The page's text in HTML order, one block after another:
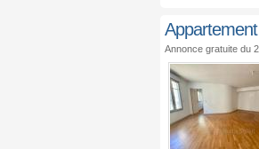
Annonce gratuite du